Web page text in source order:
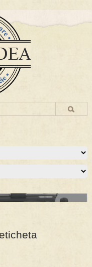
cu gulere albe
controversatele